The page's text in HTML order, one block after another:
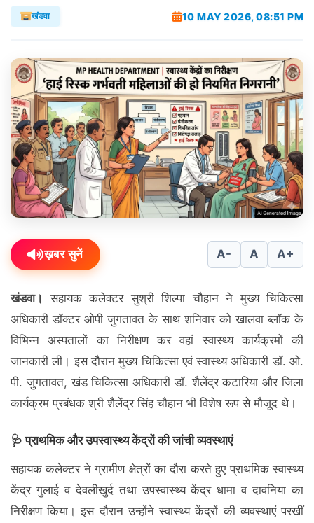
खंडवा 10 MAY 2026, 08:51 PM
ख़बर सुनें A- A A+
खंडवा। सहायक कलेक्टर सुश्री शिल्पा चौहान ने मुख्य चिकित्सा
अधिकारी डॉक्टर ओपी जुगतावत के साथ शनिवार को खालवा ब्लॉक के
विभिन्न अस्पतालों का निरीक्षण कर वहां स्वास्थ्य कार्यक्रमों की
जानकारी ली। इस दौरान मुख्य चिकित्सा एवं स्वास्थ्य अधिकारी डॉ. ओ.
पी. जुगतावत, खंड चिकित्सा अधिकारी डॉ. शैलेंद्र कटारिया और जिला
कार्यक्रम प्रबंधक श्री शैलेंद्र सिंह चौहान भी विशेष रूप से मौजूद थे।
🩺 प्राथमिक और उपस्वास्थ्य केंद्रों की जांची व्यवस्थाएं
सहायक कलेक्टर ने ग्रामीण क्षेत्रों का दौरा करते हुए प्राथमिक स्वास्थ्य
केंद्र गुलाई व देवलीखुर्द तथा उपस्वास्थ्य केंद्र धामा व दावनिया का
निरीक्षण किया। इस दौरान उन्होंने स्वास्थ्य केंद्रों की व्यवस्थाएं परखीं